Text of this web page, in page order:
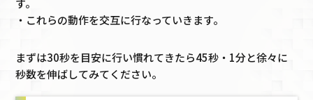
す。
・これらの動作を交互に行なっていきます。
まずは30秒を目安に行い慣れてきたら45秒・1分と徐々に
秒数を伸ばしてみてください。